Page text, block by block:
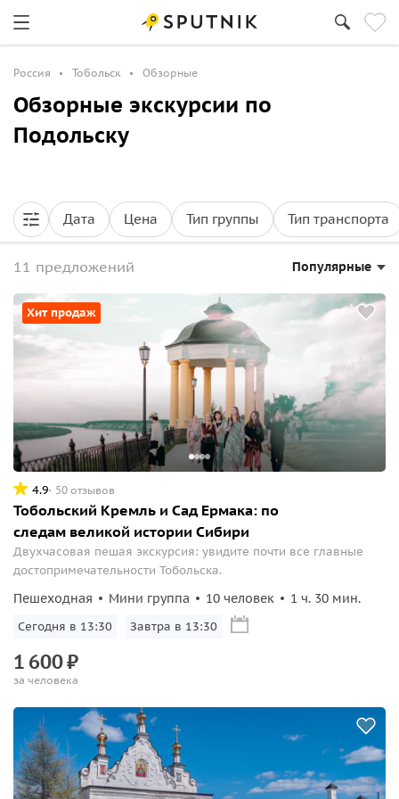
Россия Тобольск Обзорные
Обзорные экскурсии по
Подольску
Дата Цена Тип группы Тип транспорта
11 предложений Популярные
Хит продаж
4.9 50 отзывов
Тобольский Кремль и Сад Ермака: по
следам великой истории Сибири
Двухчасовая пешая экскурсия: увидите почти все главные
достопримечательности Тобольска.
Пешеходная Мини группа 10 человек 1 ч. 30 мин.
Сегодня в 13:30 Завтра в 13:30
1 600₽
за человека